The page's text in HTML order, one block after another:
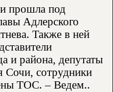
прошла под
Адлерского
Также в ней
и района, депутаты
Сочи, сотрудники
ТОС. – Ведем..